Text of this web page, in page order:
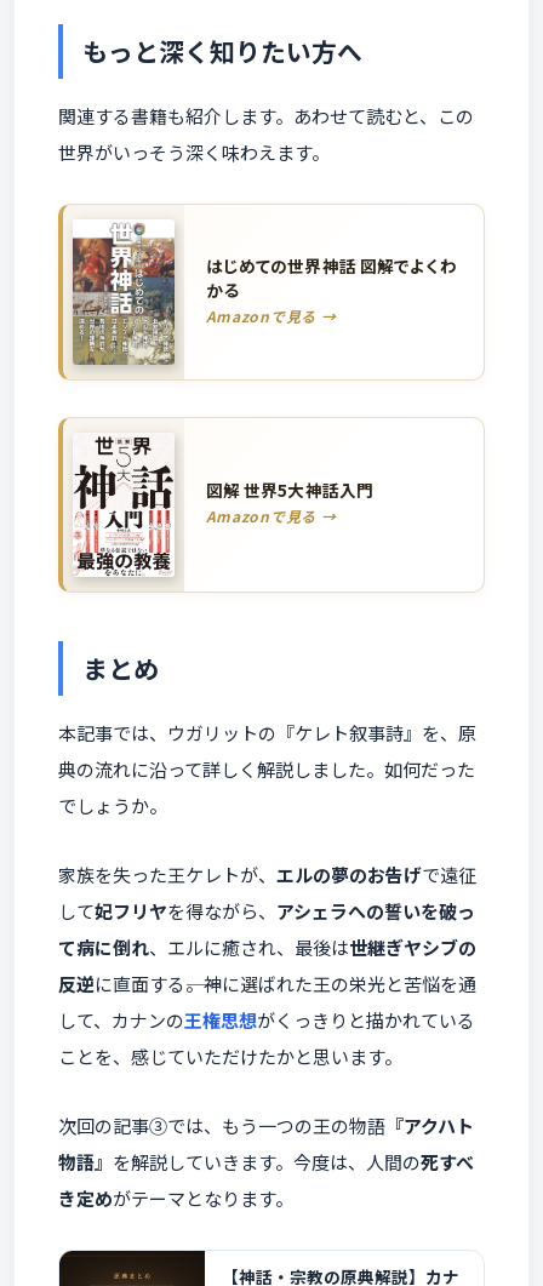
もっと深く知りたい方へ
関連する書籍も紹介します。あわせて読むと、この
世界がいっそう深く味わえます。
はじめての世界神話 図解でよくわ
かる
Amazonで見る →
図解 世界5大神話入門
Amazonで見る →
まとめ
本記事では、ウガリットの『ケレト叙事詩』を、原
典の流れに沿って詳しく解説しました。如何だった
でしょうか。
家族を失った王ケレトが、 エルの夢のお告げで遠征
して妃フリヤを得ながら、 アシェラへの誓いを破っ
て病に倒れ、エルに癒され、最後は世継ぎヤシブの
反逆に直面する――。神に選ばれた王の栄光と苦悩を通
して、カナンの王権思想がくっきりと描かれている
ことを、感じていただけたかと思います。
次回の記事③では、もう一つの王の物語 『アクハト
物語』 を解説していきます。今度は、人間の死すべ
き定めがテーマとなります。
【神話・宗教の原典解説】カナ